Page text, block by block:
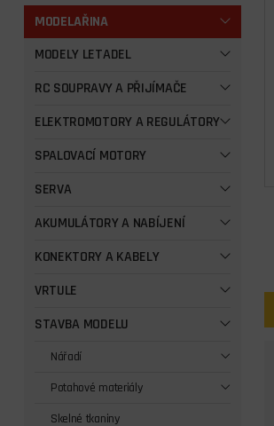
MODELAŘINA
MODELY LETADEL
RC SOUPRAVY A PŘIJÍMAČE
ELEKTROMOTORY A REGULÁTORY
SPALOVACÍ MOTORY
SERVA
AKUMULÁTORY A NABÍJENÍ
KONEKTORY A KABELY
VRTULE
STAVBA MODELU
Nářadí
Potahové materiály
Skelné tkaniny